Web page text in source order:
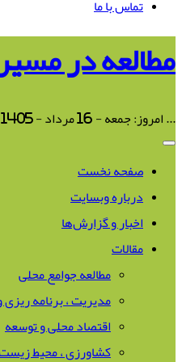
تماس با ما
مطالعه در
امروز: جمعه - 16 مرداد - 1405
صفحه نخست
درباره وبسایت
اخبار و گزارش‌ها
مقالات
مطالعه جوامع محلی
مدیریت ، برنامه
اقتصاد محلی و توسعه
کشاورزی ، محیط